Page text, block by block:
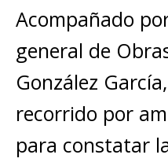
Acompañado
general de
González
recorrido por
para constatar